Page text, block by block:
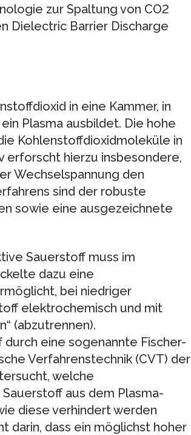
zur Spaltung von CO2
Dielectric Barrier Discharge
in eine Kammer, in
Plasma ausbildet. Die hohe
Kohlenstoffdioxidmoleküle in
erforscht hierzu insbesondere,
Wechselspannung den
sind der robuste
sowie eine ausgezeichnete
Sauerstoff muss im
dazu eine
bei niedriger
elektrochemisch und mit
(abzutrennen).
eine sogenannte Fischer-
Verfahrenstechnik (CVT) der
welche
aus dem Plasma-
diese verhindert werden
darin, dass ein möglichst hoher